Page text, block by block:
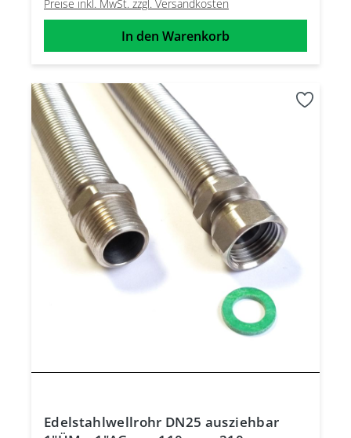
Preise inkl. MwSt. zzgl. Versandkosten
In den Warenkorb
Edelstahlwellrohr DN25 ausziehbar